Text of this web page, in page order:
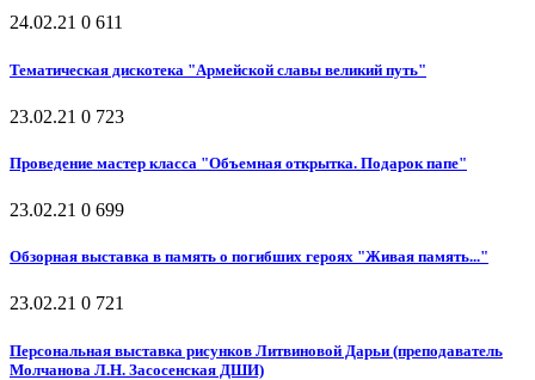
24.02.21 0 611
Тематическая дискотека "Армейской славы великий путь"
23.02.21 0 723
Проведение мастер класса "Объемная открытка. Подарок папе"
23.02.21 0 699
Обзорная выставка в память о погибших героях "Живая память..."
23.02.21 0 721
Персональная выставка рисунков Литвиновой Дарьи (преподаватель
Молчанова Л.Н. Засосенская ДШИ)